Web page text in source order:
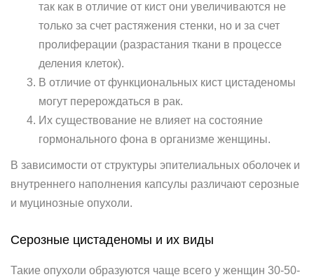
так как в отличие от кист они увеличиваются не
только за счет растяжения стенки, но и за счет
пролиферации (разрастания ткани в процессе
деления клеток).
В отличие от функциональных кист цистаденомы
могут перерождаться в рак.
Их существование не влияет на состояние
гормонального фона в организме женщины.
В зависимости от структуры эпителиальных оболочек и
внутреннего наполнения капсулы различают серозные
и муцинозные опухоли.
Серозные цистаденомы и их виды
Такие опухоли образуются чаще всего у женщин 30-50-